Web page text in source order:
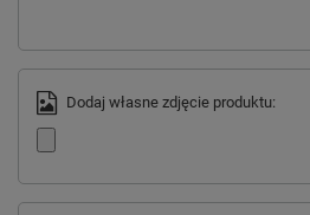
Dodaj własne zdjęcie produktu: